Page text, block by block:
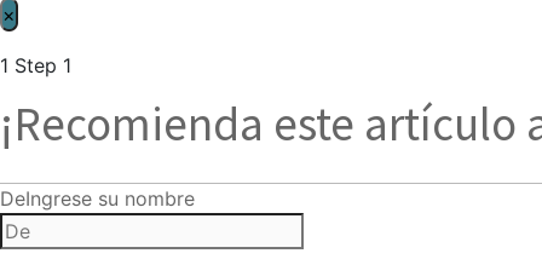
×
1 Step 1
¡Recomienda este artículo
DeIngrese su nombre